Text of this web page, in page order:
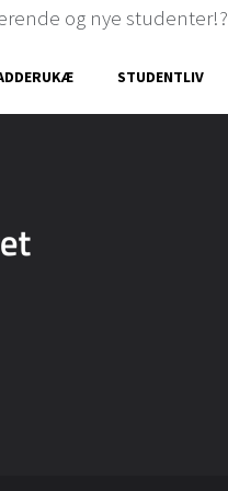
STUDENTLIV
og nye studenter!?